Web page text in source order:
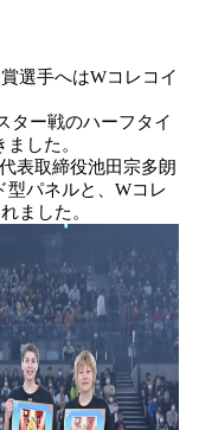
選手へはWコレコイ
ター戦のハーフタイ
した。
表取締役池田宗多朗
型パネルと、Wコレ
ました。